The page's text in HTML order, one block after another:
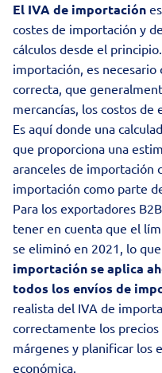
El IVA de importación
costes de importación y
cálculos desde el
importación, es
correcta, que
mercancías, los costos de
Es aquí donde una
que proporciona una
aranceles de importación
importación como parte
Para los exportadores
tener en cuenta que el
se eliminó en 2021, lo
importación se aplica
todos los envíos de
realista del IVA de
correctamente los
márgenes y planificar los
económica.